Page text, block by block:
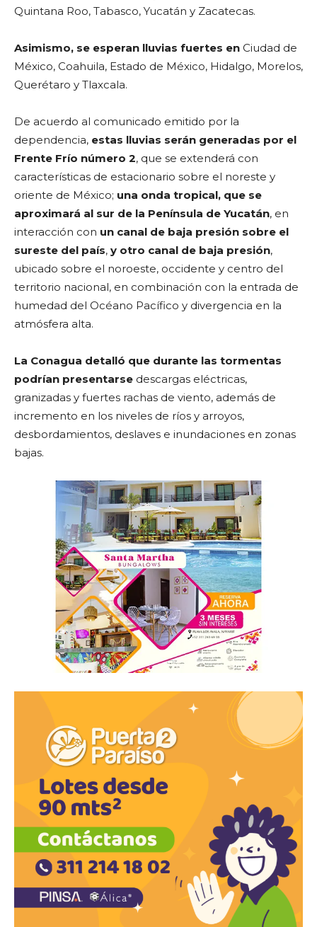
Quintana Roo, Tabasco, Yucatán y Zacatecas.
Asimismo, se esperan lluvias fuertes en Ciudad de
México, Coahuila, Estado de México, Hidalgo, Morelos,
Querétaro y Tlaxcala.
De acuerdo al comunicado emitido por la
dependencia, estas lluvias serán generadas por el
Frente Frío número 2, que se extenderá con
características de estacionario sobre el noreste y
oriente de México; una onda tropical, que se
aproximará al sur de la Península de Yucatán, en
interacción con un canal de baja presión sobre el
sureste del país, y otro canal de baja presión,
ubicado sobre el noroeste, occidente y centro del
territorio nacional, en combinación con la entrada de
humedad del Océano Pacífico y divergencia en la
atmósfera alta.
La Conagua detalló que durante las tormentas
podrían presentarse descargas eléctricas,
granizadas y fuertes rachas de viento, además de
incremento en los niveles de ríos y arroyos,
desbordamientos, deslaves e inundaciones en zonas
bajas.